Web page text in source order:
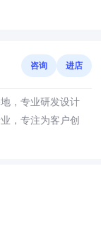
咨询 进店
，专业研发设计
，专注为客户创